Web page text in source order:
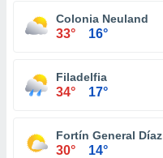
Colonia Neuland
33° 16°
Filadelfia
34° 17°
Fortín General Díaz
30° 14°